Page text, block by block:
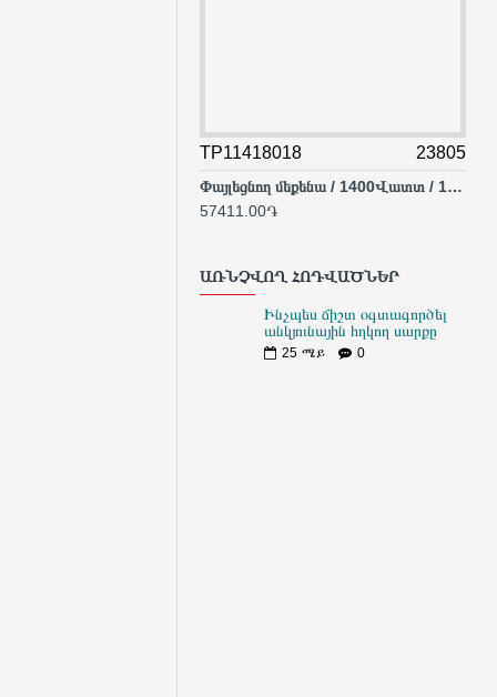
TP11418018 23805
Փայլեցնող մեքենա / 1400Վատտ / 180մմ / Արագության կարգավորիչով / Արտադրական / INDUSTRIAL
57411.00֏
ԱՌՆՉՎՈՂ ՀՈԴՎԱԾՆԵՐ
Ինչպես ճիշտ օգտագործել
անկյունային հղկող սարքը
25 ሜይ 0